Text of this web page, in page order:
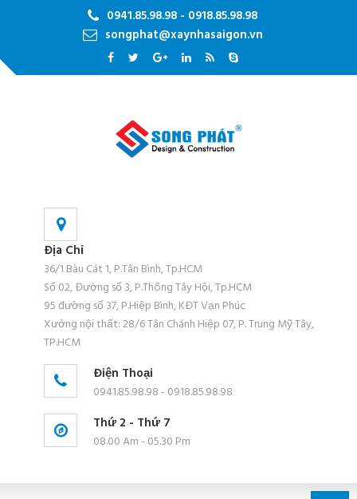
0941.85.98.98 - 0918.85.98.98
songphat@xaynhasaigon.vn
Địa Chỉ
36/1 Bàu Cát 1, P.Tân Bình, Tp.HCM
Số 02, Đường số 3, P.Thông Tây Hội, Tp.HCM
95 đường số 37, P.Hiệp Bình, KĐT Vạn Phúc
Xưởng nội thất: 28/6 Tân Chánh Hiệp 07, P. Trung Mỹ Tây,
TP.HCM
Điện Thoại
0941.85.98.98 - 0918.85.98.98
Thứ 2 - Thứ 7
08.00 Am - 05.30 Pm